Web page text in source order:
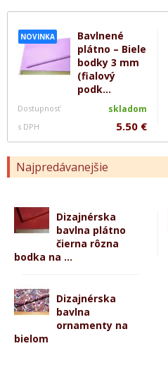
NOVINKA
Bavlnené
plátno – Biele
bodky 3 mm
(fialový
podk...
Dostupnosť skladom
s DPH 5.50 €
Najpredávanejšie
Dizajnérska
bavlna plátno
čierna rôzna
bodka na ...
Dizajnérska
bavlna
ornamenty na
bielom